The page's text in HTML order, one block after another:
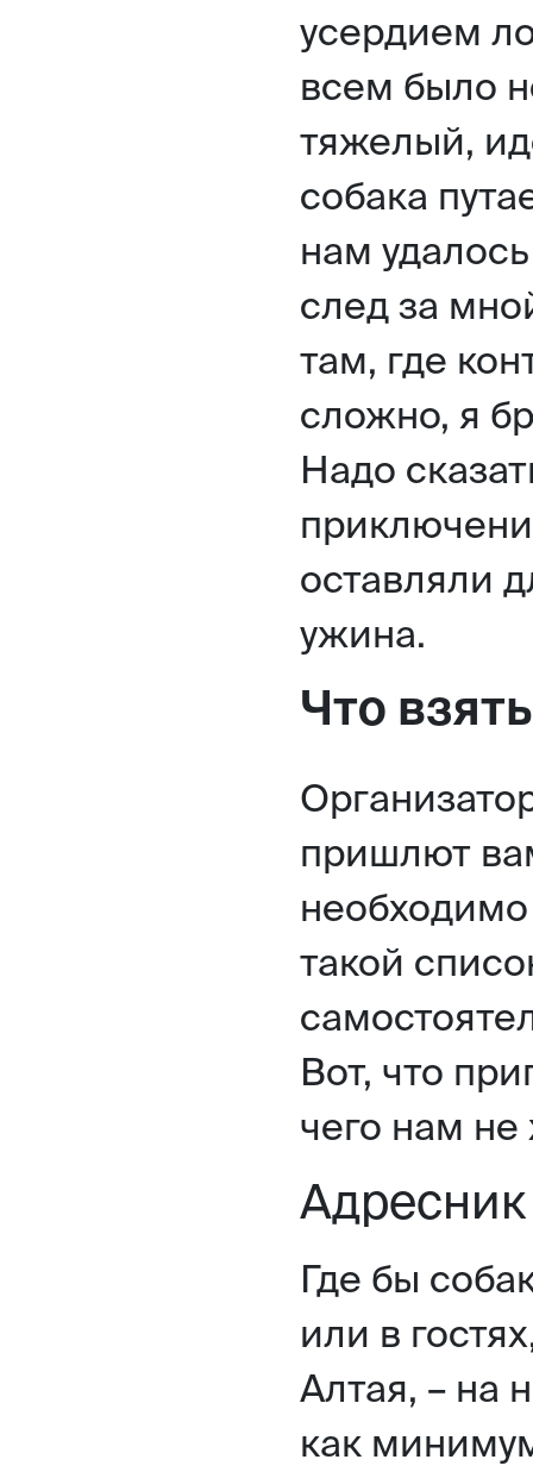
усердием
всем было
тяжелый,
собака
нам
след за
там, где
сложно, я
Надо
оставляли
ужина.
Что
пришлют
такой
Вот, что
чего нам не
Адресник
Где бы
или в
Алтая, – на
как